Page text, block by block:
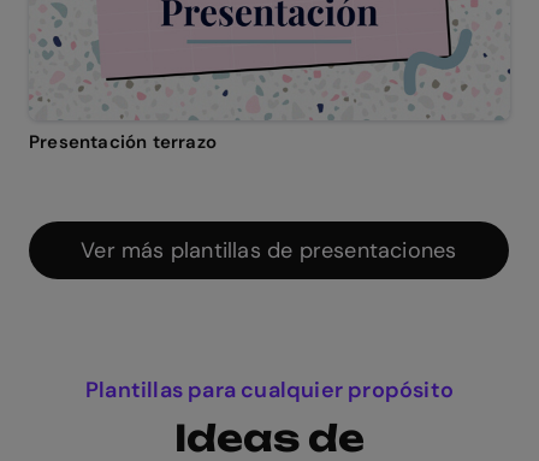
Presentación terrazo
Ver más plantillas de presentaciones
Plantillas para cualquier propósito
Ideas de